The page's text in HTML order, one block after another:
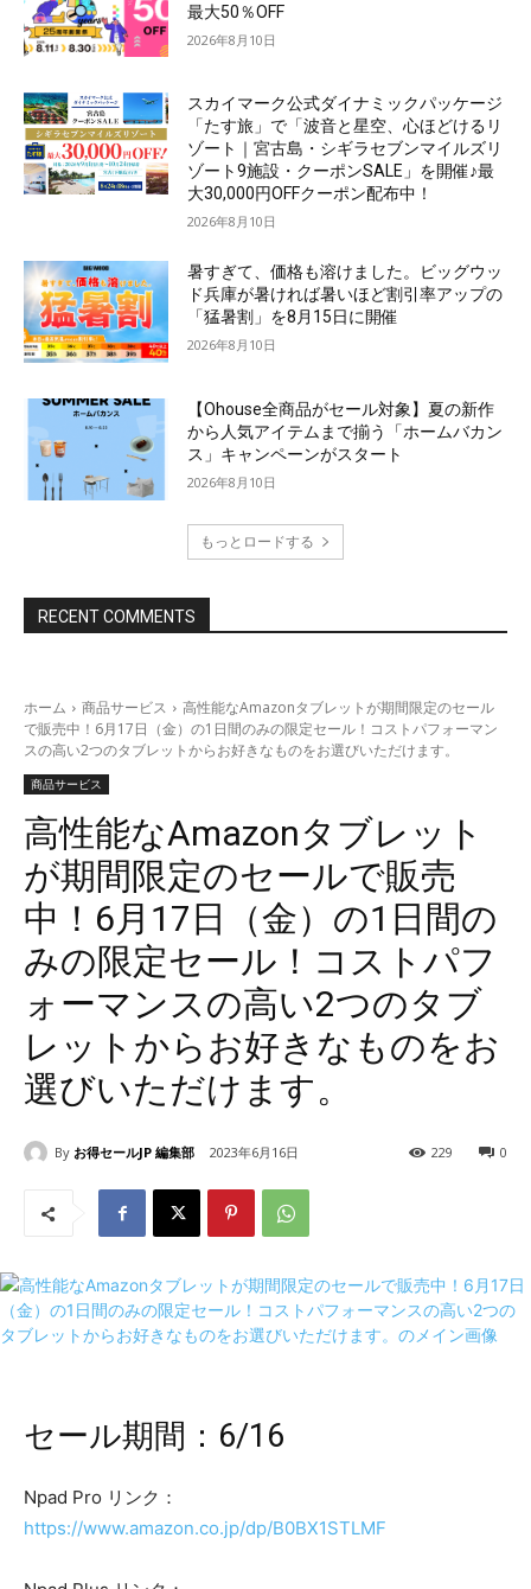
最大50％OFF
2026年8月10日
スカイマーク公式ダイナミックパッケージ
「たす旅」で「波音と星空、心ほどけるリ
ゾート｜宮古島・シギラセブンマイルズリ
ゾート9施設・クーポンSALE」を開催♪最
大30,000円OFFクーポン配布中！
2026年8月10日
暑すぎて、価格も溶けました。ビッグウッ
ド兵庫が暑ければ暑いほど割引率アップの
「猛暑割」を8月15日に開催
2026年8月10日
【Ohouse全商品がセール対象】夏の新作
から人気アイテムまで揃う「ホームバカン
ス」キャンペーンがスタート
2026年8月10日
もっとロードする
RECENT COMMENTS